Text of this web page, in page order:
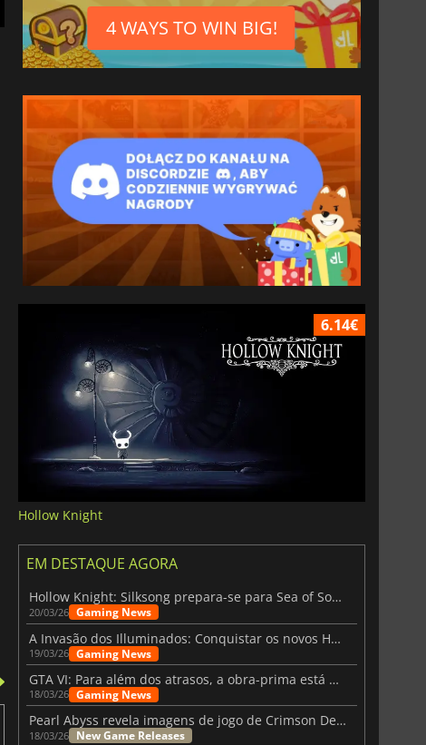
4 WAYS TO WIN BIG!
6.14€
Hollow Knight
EM DESTAQUE AGORA
Hollow Knight: Silksong prepara-se para Sea of Sorrow com um patch
20/03/26 Gaming News
A Invasão dos Illuminados: Conquistar os novos Helldivers 2 Atualização!
19/03/26 Gaming News
GTA VI: Para além dos atrasos, a obra-prima está quase a chegar
18/03/26 Gaming News
Pearl Abyss revela imagens de jogo de Crimson Desert para a PS5
18/03/26 New Game Releases